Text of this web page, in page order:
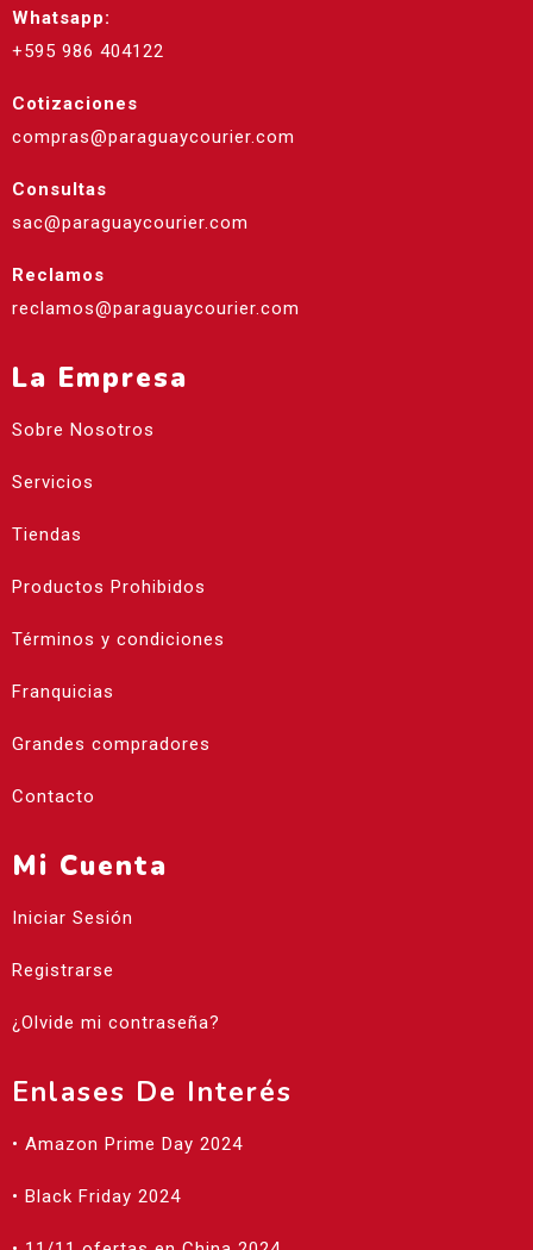
Whatsapp:
+595 986 404122
Cotizaciones
compras@paraguaycourier.com
Consultas
sac@paraguaycourier.com
Reclamos
reclamos@paraguaycourier.com
La Empresa
Sobre Nosotros
Servicios
Tiendas
Productos Prohibidos
Términos y condiciones
Franquicias
Grandes compradores
Contacto
Mi Cuenta
Iniciar Sesión
Registrarse
¿Olvide mi contraseña?
Enlases De Interés
• Amazon Prime Day 2024
• Black Friday 2024